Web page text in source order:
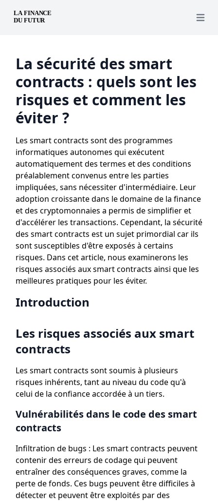
Open
La sécurité des smart
contracts : quels sont les
risques et comment les
éviter ?
Les smart contracts sont des programmes
informatiques autonomes qui exécutent
automatiquement des termes et des conditions
préalablement convenus entre les parties
impliquées, sans nécessiter d'intermédiaire. Leur
adoption croissante dans le domaine de la finance
et des cryptomonnaies a permis de simplifier et
d'accélérer les transactions. Cependant, la sécurité
des smart contracts est un sujet primordial car ils
sont susceptibles d'être exposés à certains
risques. Dans cet article, nous examinerons les
risques associés aux smart contracts ainsi que les
meilleures pratiques pour les éviter.
Introduction
Les risques associés aux smart
contracts
Les smart contracts sont soumis à plusieurs
risques inhérents, tant au niveau du code qu'à
celui de la confiance accordée à un tiers.
Vulnérabilités dans le code des smart
contracts
Infiltration de bugs : Les smart contracts peuvent
contenir des erreurs de codage qui peuvent
entraîner des conséquences graves, comme la
perte de fonds. Ces bugs peuvent être difficiles à
détecter et peuvent être exploités par des